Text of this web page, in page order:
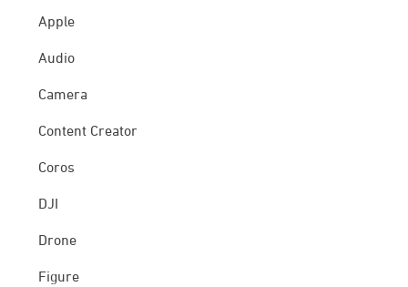
Apple
Audio
Camera
Content Creator
Coros
DJI
Drone
Figure